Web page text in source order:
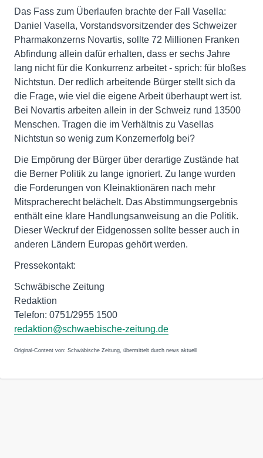
Das Fass zum Überlaufen brachte der Fall Vasella:
Daniel Vasella, Vorstandsvorsitzender des Schweizer
Pharmakonzerns Novartis, sollte 72 Millionen Franken
Abfindung allein dafür erhalten, dass er sechs Jahre
lang nicht für die Konkurrenz arbeitet - sprich: für bloßes
Nichtstun. Der redlich arbeitende Bürger stellt sich da
die Frage, wie viel die eigene Arbeit überhaupt wert ist.
Bei Novartis arbeiten allein in der Schweiz rund 13500
Menschen. Tragen die im Verhältnis zu Vasellas
Nichtstun so wenig zum Konzernerfolg bei?
Die Empörung der Bürger über derartige Zustände hat
die Berner Politik zu lange ignoriert. Zu lange wurden
die Forderungen von Kleinaktionären nach mehr
Mitspracherecht belächelt. Das Abstimmungsergebnis
enthält eine klare Handlungsanweisung an die Politik.
Dieser Weckruf der Eidgenossen sollte besser auch in
anderen Ländern Europas gehört werden.
Pressekontakt:
Schwäbische Zeitung
Redaktion
Telefon: 0751/2955 1500
redaktion@schwaebische-zeitung.de
Original-Content von: Schwäbische Zeitung, übermittelt durch news aktuell